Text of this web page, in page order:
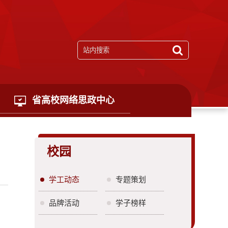
省高校网络思政中心
校园
学工动态 专题策划
品牌活动 学子榜样